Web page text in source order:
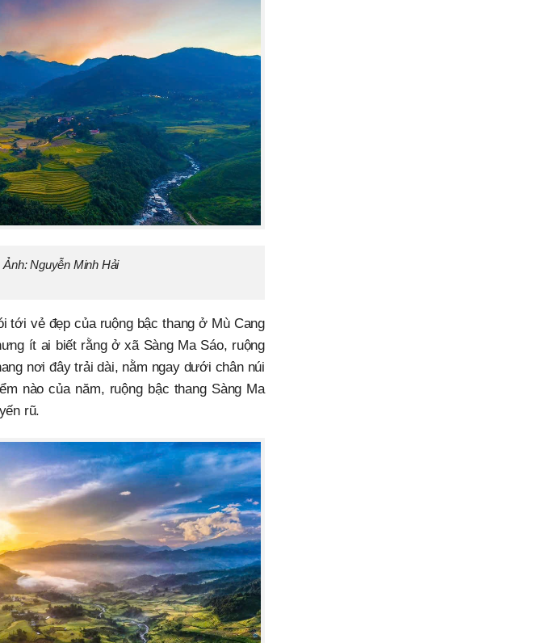
Nguyễn Minh Hải
tới vẻ đẹp của ruộng bậc thang ở Mù Cang
ít ai biết rằng ở xã Sàng Ma Sáo, ruộng
nơi đây trải dài, nằm ngay dưới chân núi
nào của năm, ruộng bậc thang Sàng Ma
rũ.